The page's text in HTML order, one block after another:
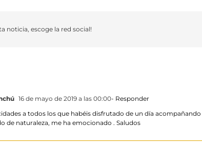
noticia, escoge la red social!
16 de mayo de 2019 a las 00:00- Responder
a todos los que habéis disfrutado de un día
de naturaleza, me ha emocionado . Saludos